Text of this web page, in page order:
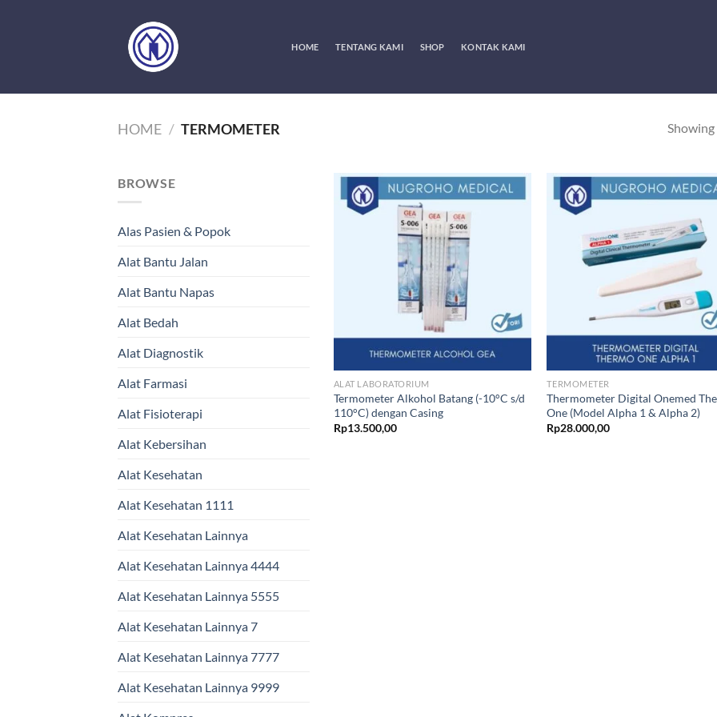
HOME TENTANG KAMI SHOP KONTAK KAMI
HOME / TERMOMETER
BROWSE
Alas Pasien & Popok
Alat Bantu Jalan
Alat Bantu Napas
Alat Bedah
Alat Diagnostik
Alat Farmasi
Alat Fisioterapi
Alat Kebersihan
Alat Kesehatan
Alat Kesehatan 1111
Alat Kesehatan Lainnya
Alat Kesehatan Lainnya 4444
Alat Kesehatan Lainnya 5555
Alat Kesehatan Lainnya 7
Alat Kesehatan Lainnya 7777
Alat Kesehatan Lainnya 9999
ALAT LABORATORIUM
Termometer Alkohol Batang (-10°C s/d
110°C) dengan Casing
Rp13.500,00
TERMOMETER
Thermometer Digital Onemed
One (Model Alpha 1 & Alpha 2)
Rp28.000,00